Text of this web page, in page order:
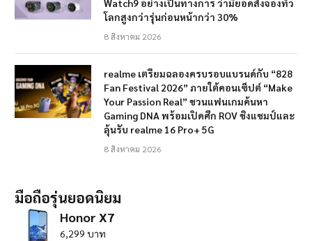
Watch9 อย่างเป็นทางการ ว่ามียอดสั่งจองทั่ว
โลกสูงกว่ารุ่นก่อนหน้ากว่า 30%
8 สิงหาคม 2026
realme เตรียมฉลองครบรอบแบรนด์กับ “828
Fan Festival 2026” ภายใต้คอนเซ็ปต์ “Make
Your Passion Real” ชวนแฟนเกมค้นหา
Gaming DNA พร้อมเปิดศึก ROV ชิงแชมป์และ
ลุ้นรับ realme 16 Pro+ 5G
8 สิงหาคม 2026
มือถือรุ่นยอดนิยม
Honor X7
6,299 บาท